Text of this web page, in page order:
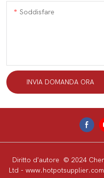
Soddisfare
INVIA DOMANDA ORA
Diritto d'autore © 2024
Ltd - www.hotpotsupplier.com